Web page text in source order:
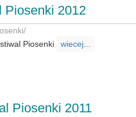
Piosenki 2012
/
Piosenki
wiecej...
Piosenki 2011